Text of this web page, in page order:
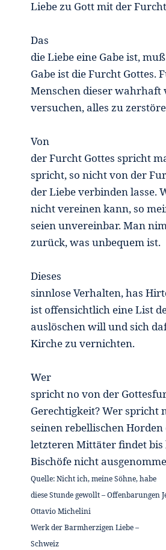
Liebe zu Gott mit der
Das
die Liebe eine Gabe ist,
Gabe ist die Furcht Gottes.
Menschen dieser wahrhaft
versuchen, alles zu
Von
der Furcht Gottes spricht
spricht, so nicht von der
der Liebe verbinden lasse.
nicht vereinen kann, so
seien unvereinbar. Man
zurück, was unbequem ist.
Dieses
sinnlose Verhalten, has
ist offensichtlich eine List
auslöschen will und sich
Kirche zu vernichten.
Wer
spricht no von der
Gerechtigkeit? Wer spricht
seinen rebellischen
letzteren Mittäter findet bis
Bischöfe nicht
Quelle: Nicht ich, meine Söhne, habe
diese Stunde gewollt – Offenbarungen
Ottavio Michelini
Werk der Barmherzigen Liebe –
Schweiz